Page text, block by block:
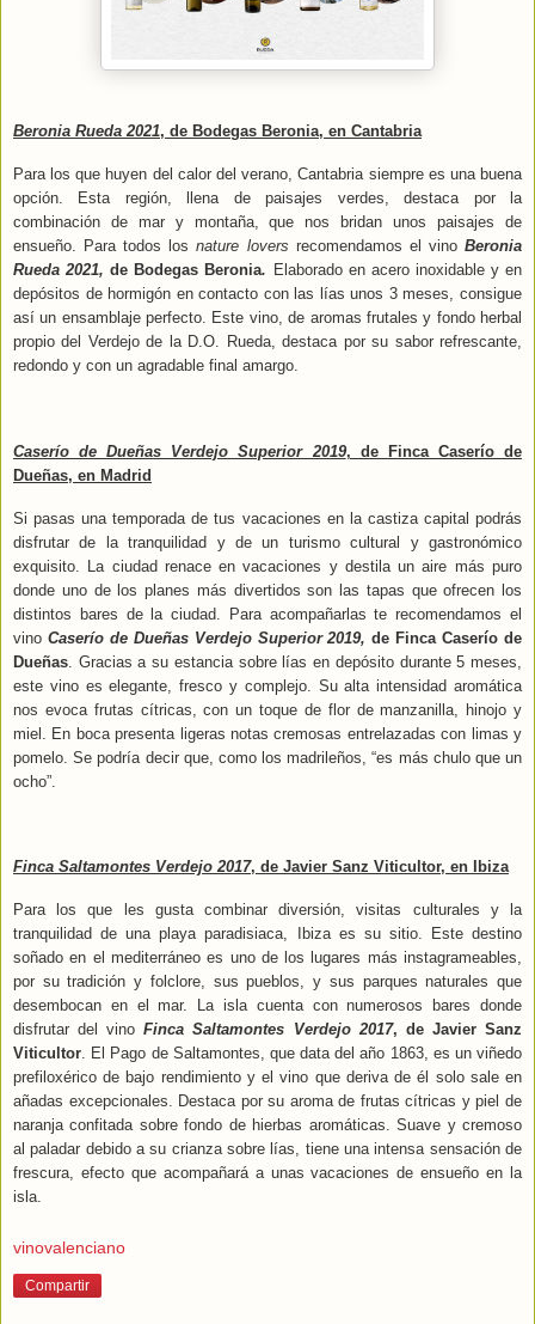
Beronia Rueda 2021, de Bodegas Beronia, en Cantabria
Para los que huyen del calor del verano, Cantabria siempre es una buena
opción. Esta región, llena de paisajes verdes, destaca por la
combinación de mar y montaña, que nos bridan unos paisajes de
ensueño. Para todos losnature lovers recomendamos el vinoBeronia
Rueda 2021,de Bodegas Beronia. Elaborado en acero inoxidable y en
depósitos de hormigón en contacto con las lías unos 3 meses, consigue
así un ensamblaje perfecto. Este vino, de aromas frutales y fondo herbal
propio del Verdejo de la D.O. Rueda, destaca por su sabor refrescante,
redondo y con un agradable final amargo.
Caserío de Dueñas Verdejo Superior 2019, de Finca Caserío de
Dueñas, en Madrid
Si pasas una temporada de tus vacaciones en la castiza capital podrás
disfrutar de la tranquilidad y de un turismo cultural y gastronómico
exquisito. La ciudad renace en vacaciones y destila un aire más puro
donde uno de los planes más divertidos son las tapas que ofrecen los
distintos bares de la ciudad. Para acompañarlas te recomendamos el
vino Caserío de Dueñas Verdejo Superior 2019,de Finca Caserío de
Dueñas . Gracias a su estancia sobre lías en depósito durante 5 meses,
este vino es elegante, fresco y complejo. Su alta intensidad aromática
nos evoca frutas cítricas, con un toque de flor de manzanilla, hinojo y
miel. En boca presenta ligeras notas cremosas entrelazadas con limas y
pomelo. Se podría decir que, como los madrileños, “es más chulo que un
ocho”.
Finca Saltamontes Verdejo 2017, de Javier Sanz Viticultor, en Ibiza
Para los que les gusta combinar diversión, visitas culturales y la
tranquilidad de una playa paradisiaca, Ibiza es su sitio. Este destino
soñado en el mediterráneo es uno de los lugares más instagrameables,
por su tradición y folclore, sus pueblos, y sus parques naturales que
desembocan en el mar. La isla cuenta con numerosos bares donde
disfrutar del vinoFinca Saltamontes Verdejo 2017, de Javier Sanz
Viticultor. El Pago de Saltamontes, que data del año 1863, es un viñedo
prefiloxérico de bajo rendimiento y el vino que deriva de él solo sale en
añadas excepcionales. Destaca por su aroma de frutas cítricas y piel de
naranja confitada sobre fondo de hierbas aromáticas. Suave y cremoso
al paladar debido a su crianza sobre lías, tiene una intensa sensación de
frescura, efecto que acompañará a unas vacaciones de ensueño en la
isla.
vinovalenciano
Compartir